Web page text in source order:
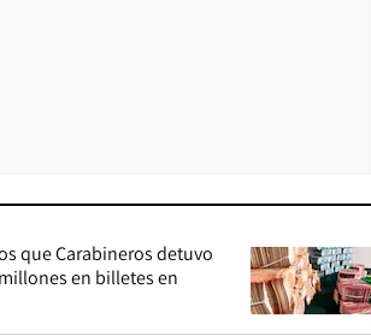
que Carabineros detuvo
en billetes en